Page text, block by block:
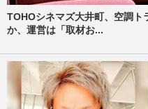
TOHOシネマズ大井町、空調ト
か、運営は「取材お...